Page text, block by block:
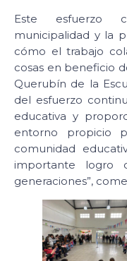
Este esfuerzo
municipalidad y la
cómo el trabajo
cosas en beneficio
Querubín de la
del esfuerzo
educativa y
entorno propicio
comunidad
importante logro
generaciones”,